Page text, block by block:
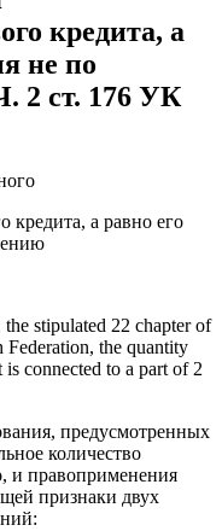
кредита, а
не по
2 ст. 176 УК
кредита, а равно его
stipulated 22 chapter of
the quantity
connected to a part of 2
предусмотренных
количество
и правоприменения
признаки двух